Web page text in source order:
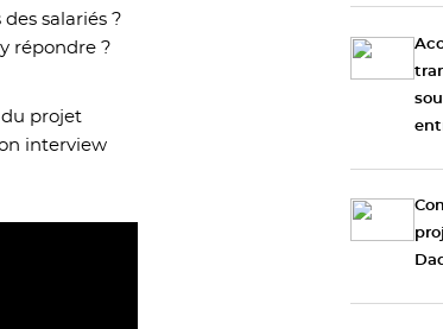
salariés ?
répondre ?
du projet
interview